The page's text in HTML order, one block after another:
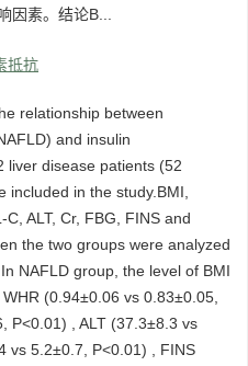
因素。结论B...
抵抗
relationship between
and insulin
liver disease patients (52
included in the study.BMI,
ALT, Cr, FBG, FINS and
the two groups were analyzed
NAFLD group, the level of BMI
(0.94±0.06 vs 0.83±0.05,
P<0.01) , ALT (37.3±8.3 vs
vs 5.2±0.7, P<0.01) , FINS